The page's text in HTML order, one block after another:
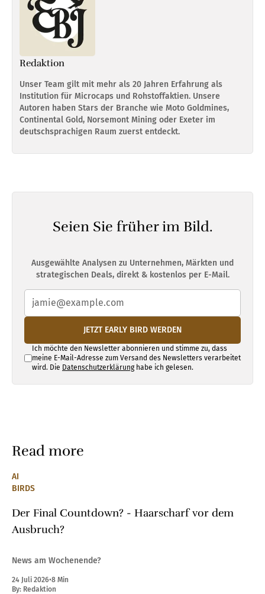
Redaktion
Unser Team gilt mit mehr als 20 Jahren Erfahrung als
Institution für Microcaps und Rohstoffaktien. Unsere
Autoren haben Stars der Branche wie Moto Goldmines,
Continental Gold, Norsemont Mining oder Exeter im
deutschsprachigen Raum zuerst entdeckt.
Seien Sie früher im Bild.
Ausgewählte Analysen zu Unternehmen, Märkten und
strategischen Deals, direkt & kostenlos per E-Mail.
JETZT EARLY BIRD WERDEN
Ich möchte den Newsletter abonnieren und stimme zu, dass
meine E-Mail-Adresse zum Versand des Newsletters verarbeitet
wird. Die Datenschutzerklärung habe ich gelesen.
Read more
AI
BIRDS
Der Final Countdown? - Haarscharf vor dem
Ausbruch?
News am Wochenende?
24 Juli 2026•8 Min
By: Redaktion